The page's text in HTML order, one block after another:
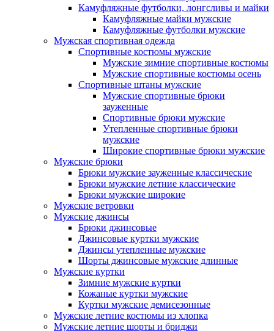
Камуфляжные футболки, лонгсливы и майки
Камуфляжные майки мужские
Камуфляжные футболки мужские
Мужская спортивная одежда
Спортивные костюмы мужские
Мужские зимние спортивные костюмы
Мужские спортивные костюмы осень
Спортивные штаны мужские
Мужские спортивные брюки
зауженные
Спортивные брюки мужские
Утепленные спортивные брюки
мужские
Широкие спортивные брюки мужские
Мужские брюки
Брюки мужские зауженные классические
Брюки мужские летние классические
Брюки мужские широкие
Мужские ветровки
Мужские джинсы
Брюки джинсовые
Джинсовые куртки мужские
Джинсы утепленные мужские
Шорты джинсовые мужские длинные
Мужские куртки
Зимние мужские куртки
Кожаные куртки мужские
Куртки мужские демисезонные
Мужские летние костюмы из хлопка
Мужские летние шорты и бриджи